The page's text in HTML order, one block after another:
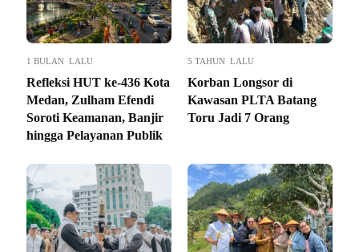
1 BULAN LALU
Refleksi HUT ke-436 Kota
Medan, Zulham Efendi
Soroti Keamanan, Banjir
hingga Pelayanan Publik
5 TAHUN LALU
Korban Longsor di
Kawasan PLTA Batang
Toru Jadi 7 Orang